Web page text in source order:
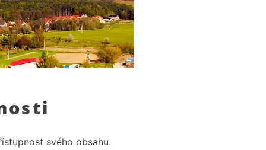
svého obsahu.